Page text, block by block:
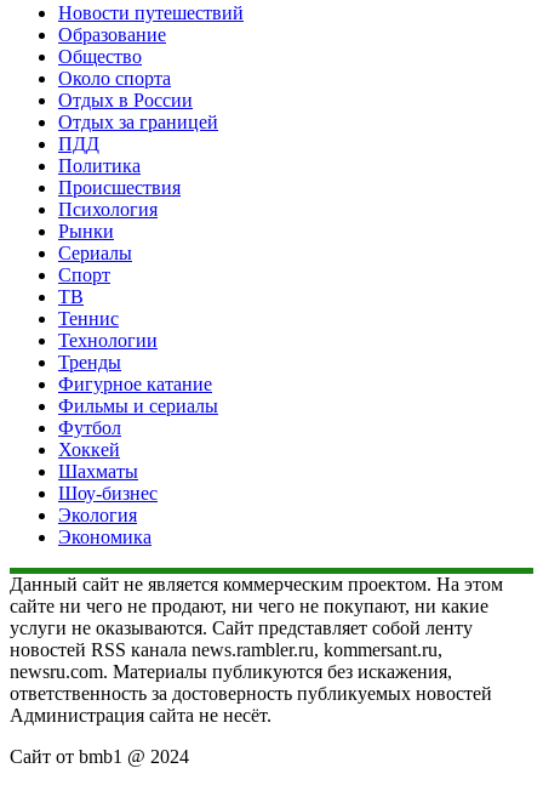
Новости путешествий
Образование
Общество
Около спорта
Отдых в России
Отдых за границей
ПДД
Политика
Происшествия
Психология
Рынки
Сериалы
Спорт
ТВ
Теннис
Технологии
Тренды
Фигурное катание
Фильмы и сериалы
Футбол
Хоккей
Шахматы
Шоу-бизнес
Экология
Экономика
Данный сайт не является коммерческим проектом. На этом
сайте ни чего не продают, ни чего не покупают, ни какие
услуги не оказываются. Сайт представляет собой ленту
новостей RSS канала news.rambler.ru, kommersant.ru,
newsru.com. Материалы публикуются без искажения,
ответственность за достоверность публикуемых новостей
Администрация сайта не несёт.
Сайт от bmb1 @ 2024